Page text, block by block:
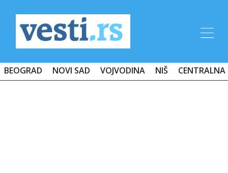
BEOGRAD NOVI SAD VOJVODINA NIŠ CENTRALNA